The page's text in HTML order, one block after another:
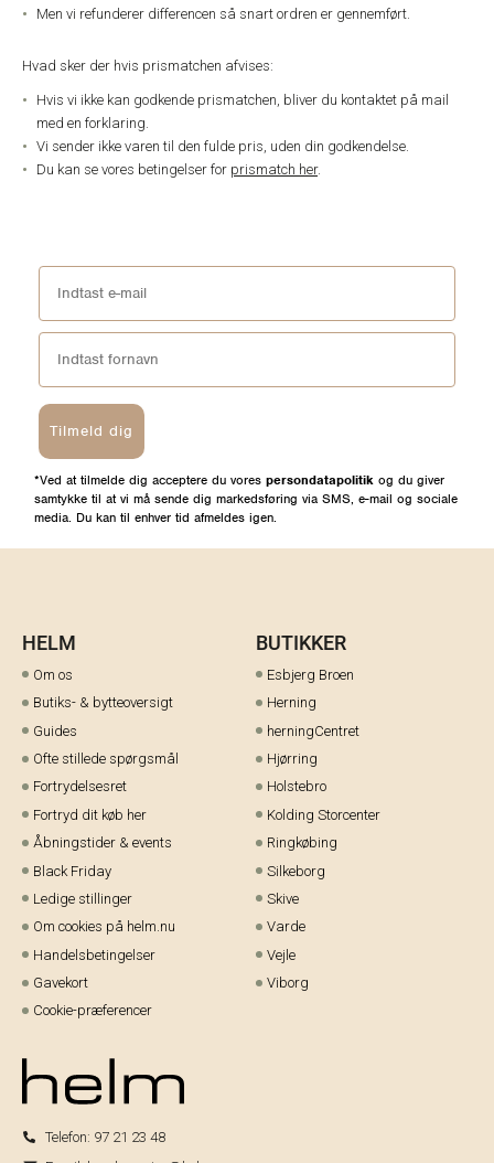
Men vi refunderer differencen så snart ordren er gennemført.
Hvad sker der hvis prismatchen afvises:
Hvis vi ikke kan godkende prismatchen, bliver du kontaktet på mail
med en forklaring.
Vi sender ikke varen til den fulde pris, uden din godkendelse.
Du kan se vores betingelser for prismatch her.
Tilmeld dig
*Ved at tilmelde dig acceptere du vores persondatapolitik og du giver
samtykke til at vi må sende dig markedsføring via SMS, e-mail og sociale
media. Du kan til enhver tid afmeldes igen.
HELM
Om os
Butiks- & bytteoversigt
Guides
Ofte stillede spørgsmål
Fortrydelsesret
Fortryd dit køb her
Åbningstider & events
Black Friday
Ledige stillinger
Om cookies på helm.nu
Handelsbetingelser
Gavekort
Cookie-præferencer
BUTIKKER
Esbjerg Broen
Herning
herningCentret
Hjørring
Holstebro
Kolding Storcenter
Ringkøbing
Silkeborg
Skive
Varde
Vejle
Viborg
Telefon: 97 21 23 48